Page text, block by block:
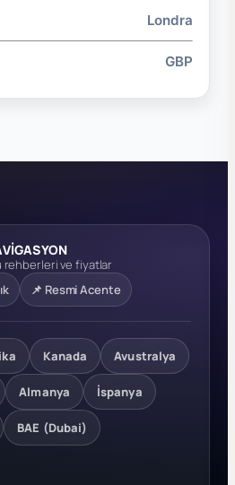
Londra
GBP
ve fiyatlar
📌 Resmi Acente
Kanada Avustralya
Almanya İspanya
BAE (Dubai)